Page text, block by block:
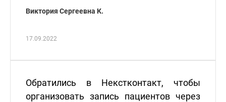
Виктория Сергеевна К.
17.09.2022
Обратились в Некстконтакт, чтобы
организовать запись пациентов через